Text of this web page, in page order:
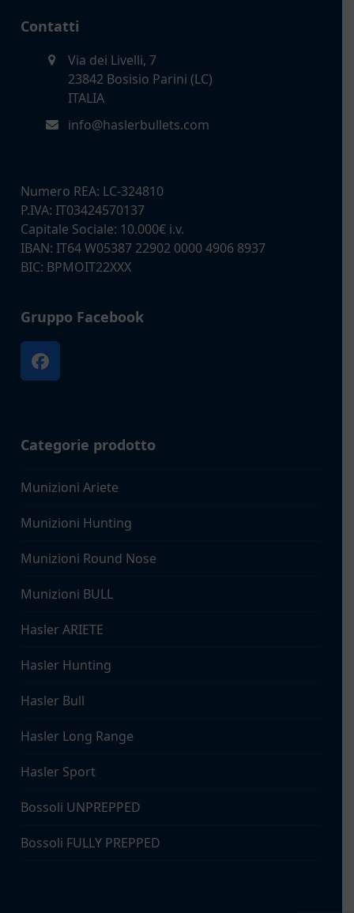
Contatti
Via dei Livelli, 7
23842 Bosisio Parini (LC)
ITALIA
info@haslerbullets.com
Numero REA: LC-324810
P.IVA: IT03424570137
Capitale Sociale: 10.000€ i.v.
IBAN: IT64 W05387 22902 0000 4906 8937
BIC: BPMOIT22XXX
Gruppo Facebook
Facebook
Categorie prodotto
Munizioni Ariete
Munizioni Hunting
Munizioni Round Nose
Munizioni BULL
Hasler ARIETE
Hasler Hunting
Hasler Bull
Hasler Long Range
Hasler Sport
Bossoli UNPREPPED
Bossoli FULLY PREPPED